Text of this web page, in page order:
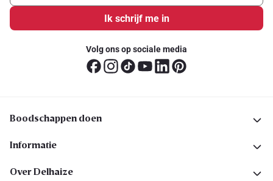
Ik schrijf me in
Volg ons op sociale media
Boodschappen doen
Informatie
Over Delhaize